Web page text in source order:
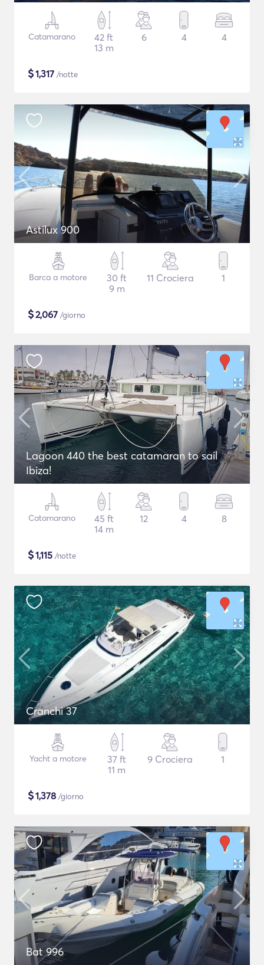
Catamarano
42 ft
13 m
6 4 4
$1,317 /notte
Astilux 900
Barca a motore
30 ft
9 m
11 Crociera 1
$2,067 /giorno
Lagoon 440 the best catamaran to sail
Ibiza!
Catamarano
45 ft
14 m
12 4 8
$1,115 /notte
Cranchi 37
Yacht a motore
37 ft
11 m
9 Crociera 1
$1,378 /giorno
Bat 996